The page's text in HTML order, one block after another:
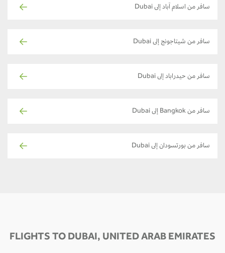
سافر من اسلام آباد إلى Dubai
سافر من شيتاجونج إلى Dubai
سافر من حيدراباد إلى Dubai
سافر من Bangkok إلى Dubai
سافر من بورتسودان إلى Dubai
FLIGHTS TO DUBAI, UNITED ARAB EMIRATES